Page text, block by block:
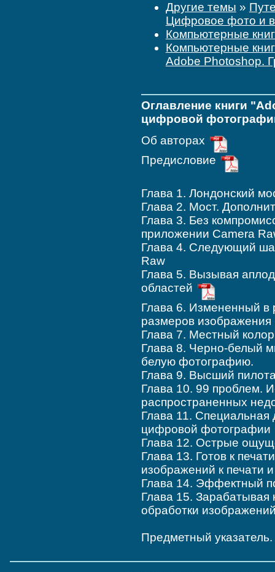
Другие темы »
Цифровое фото и
Компьютерные
Компьютерные
Adobe Photoshop.
Оглавление книги
цифровой
Об авторах
Предисловие
Глава 1. Лондонский
Глава 2. Мост.
Глава 3. Без
приложении Camera
Глава 4. Следующий
Raw
Глава 5. Вызывая
областей
Глава 6. Измененный в
размеров изображения
Глава 7. Местный
Глава 8. Черно-белый
белую фотографию.
Глава 9. Высший
Глава 10. 99 проблем.
распространенных
Глава 11.
цифровой фотографии
Глава 12. Острые
Глава 13. Готов к
изображений к печати
Глава 14. Эффектный
Глава 15.
обработки
Предметный указатель.